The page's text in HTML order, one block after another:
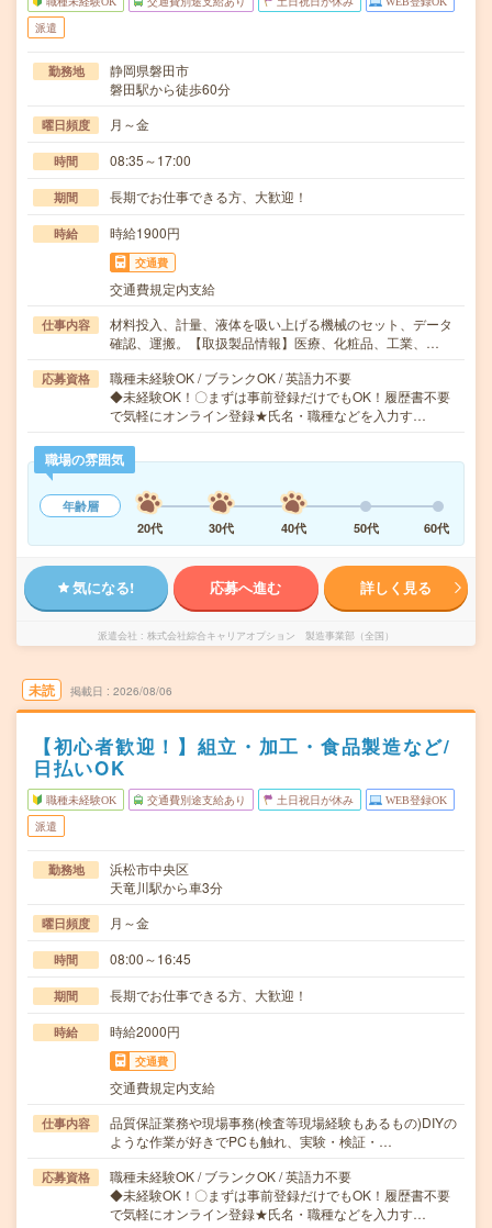
派遣
勤務地
静岡県磐田市
磐田駅から徒歩60分
曜日頻度 月～金
時間 08:35～17:00
期間 長期でお仕事できる方、大歓迎！
時給 時給1900円
交通費
交通費規定内支給
仕事内容
材料投入、計量、液体を吸い上げる機械のセット、データ
確認、運搬。【取扱製品情報】医療、化粧品、工業、…
応募資格
職種未経験OK / ブランクOK / 英語力不要
◆未経験OK！〇まずは事前登録だけでもOK！履歴書不要
で気軽にオンライン登録★氏名・職種などを入力す…
職場の雰囲気
年齢層
20代
30代 40代 50代 60代
気になる! 応募へ進む 詳しく見る
派遣会社 株式会社綜合キャリアオプション 製造事業部（全国）
未読 掲載日 2026/08/06
【初心者歓迎！】組立・加工・食品製造など/
日払いOK
職種未経験OK 交通費別途支給あり 土日祝日が休み WEB登録OK
派遣
勤務地
浜松市中央区
天竜川駅から車3分
曜日頻度 月～金
時間 08:00～16:45
期間 長期でお仕事できる方、大歓迎！
時給 時給2000円
交通費
交通費規定内支給
仕事内容
品質保証業務や現場事務(検査等現場経験もあるもの)DIYの
ような作業が好きでPCも触れ、実験・検証・…
応募資格
職種未経験OK / ブランクOK / 英語力不要
◆未経験OK！〇まずは事前登録だけでもOK！履歴書不要
で気軽にオンライン登録★氏名・職種などを入力す…